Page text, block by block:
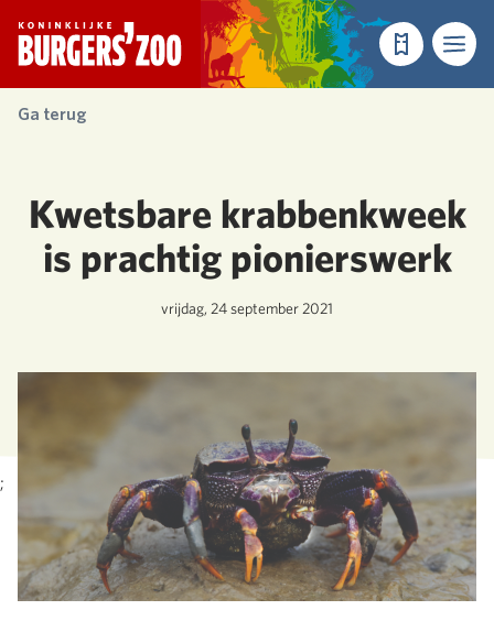
- Homepagina
TicketsMenu
Ga terug
;
Kwetsbare krabbenkweek
is prachtig pionierswerk
vrijdag, 24 september 2021